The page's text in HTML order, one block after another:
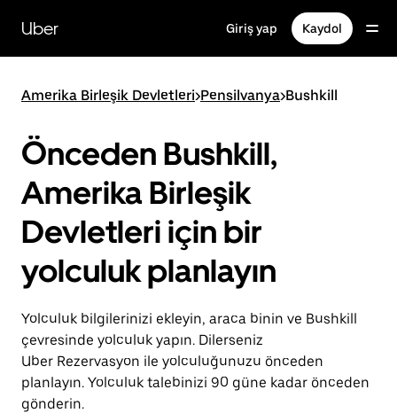
içeriğe
gidinUber Giriş yap Kaydol
Amerika Birleşik Devletleri>Pensilvanya>Bushkill
Önceden Bushkill,
Amerika Birleşik
Devletleri için bir
yolculuk planlayın
Yolculuk bilgilerinizi ekleyin, araca binin ve Bushkill
çevresinde yolculuk yapın. Dilerseniz
Uber Rezervasyon ile yolculuğunuzu önceden
planlayın. Yolculuk talebinizi 90 güne kadar önceden
gönderin.